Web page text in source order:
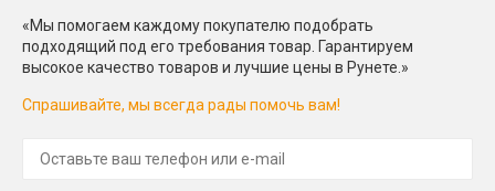
«Мы помогаем каждому покупателю подобрать
подходящий под его требования товар. Гарантируем
высокое качество товаров и лучшие цены в Рунете.»
Спрашивайте, мы всегда рады помочь вам!